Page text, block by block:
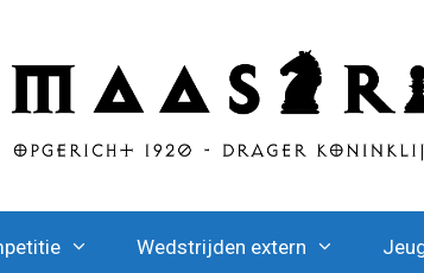
Wedstrijden extern